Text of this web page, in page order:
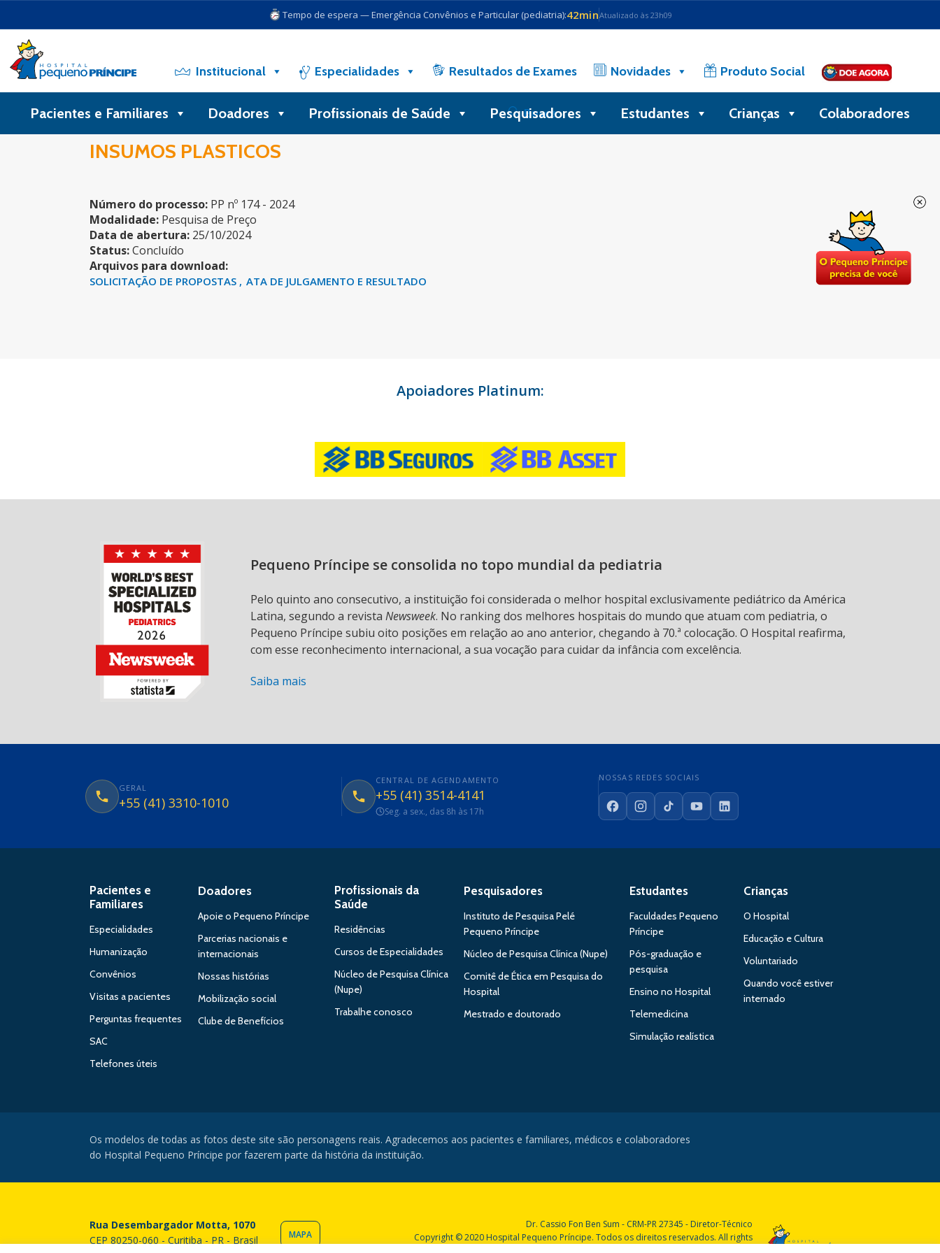
Tempo de espera — Emergência Convênios e Particular (pediatria):42minAtualizado às 23h09
Institucional Especialidades Resultados de Exames Novidades Produto Social
Busca
Pacientes e Familiares Doadores Profissionais de Saúde Pesquisadores Estudantes Crianças Colaboradores
INSUMOS PLASTICOS
Número do processo: PP nº 174 - 2024
Modalidade: Pesquisa de Preço
Data de abertura: 25/10/2024
Status:Concluído
Arquivos para download:
SOLICITAÇÃO DE PROPOSTAS ATA DE JULGAMENTO E RESULTADO
Apoiadores Platinum:
Pequeno Príncipe se consolida no topo mundial da pediatria
Pelo quinto ano consecutivo, a instituição foi considerada o melhor hospital exclusivamente pediátrico da América
Latina, segundo a revista Newsweek. No ranking dos melhores hospitais do mundo que atuam com pediatria, o
Pequeno Príncipe subiu oito posições em relação ao ano anterior, chegando à 70.ª colocação. O Hospital reafirma,
com esse reconhecimento internacional, a sua vocação para cuidar da infância com excelência.
Saiba mais
GERAL
+55 (41) 3310-1010
CENTRAL DE AGENDAMENTO
+55 (41) 3514-4141
Seg. a sex., das 8h às 17h
NOSSAS REDES SOCIAIS
FacebookInstagram
TikTokYouTubeLinkedIn
Pacientes e
Familiares
Especialidades
Humanização
Convênios
Visitas a pacientes
Perguntas frequentes
SAC
Telefones úteis
Doadores
Apoie o Pequeno Príncipe
Parcerias nacionais e
internacionais
Nossas histórias
Mobilização social
Clube de Benefícios
Profissionais da
Saúde
Residências
Cursos de Especialidades
Núcleo de Pesquisa Clínica
(Nupe)
Trabalhe conosco
Pesquisadores
Instituto de Pesquisa Pelé
Pequeno Príncipe
Núcleo de Pesquisa Clínica (Nupe)
Comitê de Ética em Pesquisa do
Hospital
Mestrado e doutorado
Estudantes
Faculdades Pequeno
Príncipe
Pós-graduação e
pesquisa
Ensino no Hospital
Telemedicina
Simulação realística
Crianças
O Hospital
Educação e Cultura
Voluntariado
Quando você estiver
internado
Os modelos de todas as fotos deste site são personagens reais. Agradecemos aos pacientes e familiares, médicos e colaboradores
do Hospital Pequeno Príncipe por fazerem parte da história da instituição.
Rua Desembargador Motta, 1070
CEP 80250-060 - Curitiba - PR - Brasil
MAPA
Dr. Cassio Fon Ben Sum - CRM-PR 27345 - Diretor-Técnico
Copyright © 2020 Hospital Pequeno Príncipe. Todos os direitos reservados. All rights